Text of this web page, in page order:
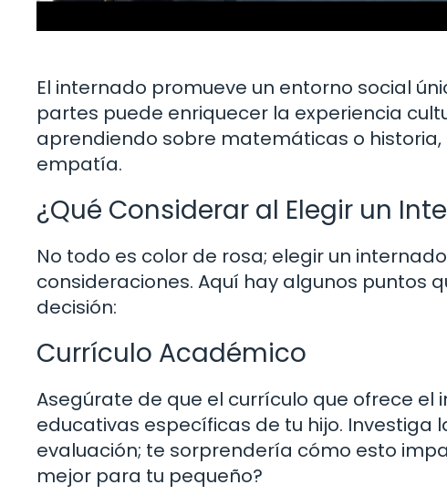
El internado promueve un entorno social
partes puede enriquecer la experiencia
aprendiendo sobre matemáticas o
empatía.
¿Qué Considerar al Elegir un
No todo es color de rosa; elegir un
consideraciones. Aquí hay algunos
decisión:
Currículo Académico
Asegúrate de que el currículo que ofrece
educativas específicas de tu hijo.
evaluación; te sorprendería cómo esto
mejor para tu pequeño?